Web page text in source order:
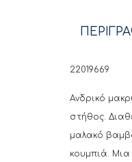
22019669
Ανδρικό
στήθος.
μαλακό
κουμπιά.